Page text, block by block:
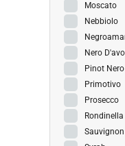
Moscato
Nebbiolo
Nero
Pinot Nero
Primotivo
Prosecco
Rondinella
Sauvignon